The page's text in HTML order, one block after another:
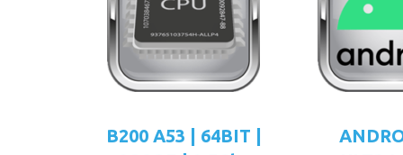
B200 A53 | 64BIT |